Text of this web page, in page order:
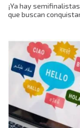
¡Ya hay
que buscan